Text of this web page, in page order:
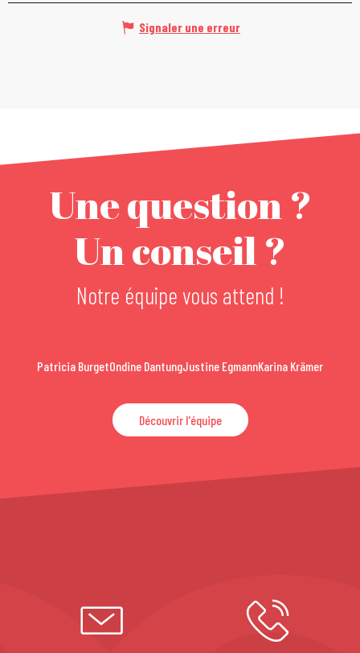
Signaler une erreur
Une question ?
Un conseil ?
Notre équipe vous attend !
Patricia BurgetOndine DantungJustine EgmannKarina Krämer
Découvrir l'équipe